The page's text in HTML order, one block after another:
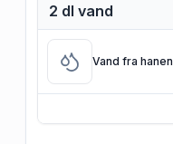
2 dl vand
Vand fra hanen